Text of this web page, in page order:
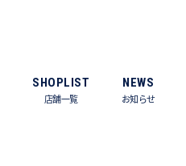
SHOPLIST
店舗一覧
NEWS
お知らせ